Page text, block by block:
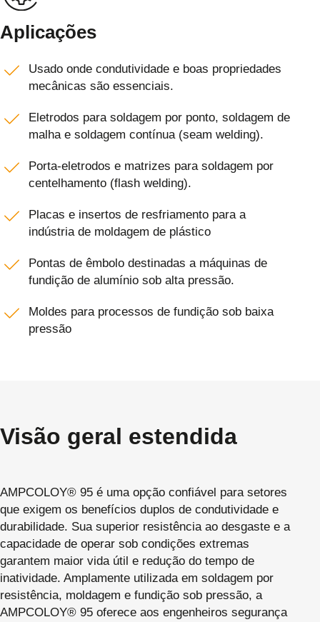
Aplicações
Usado onde condutividade e boas propriedades
mecânicas são essenciais.
Eletrodos para soldagem por ponto, soldagem de
malha e soldagem contínua (seam welding).
Porta-eletrodos e matrizes para soldagem por
centelhamento (flash welding).
Placas e insertos de resfriamento para a
indústria de moldagem de plástico
Pontas de êmbolo destinadas a máquinas de
fundição de alumínio sob alta pressão.
Moldes para processos de fundição sob baixa
pressão
Visão geral estendida
AMPCOLOY® 95 é uma opção confiável para setores
que exigem os benefícios duplos de condutividade e
durabilidade. Sua superior resistência ao desgaste e a
capacidade de operar sob condições extremas
garantem maior vida útil e redução do tempo de
inatividade. Amplamente utilizada em soldagem por
resistência, moldagem e fundição sob pressão, a
AMPCOLOY® 95 oferece aos engenheiros segurança